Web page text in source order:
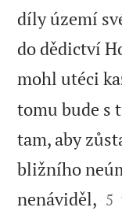
díly území
do dědictví
mohl utéci
tomu bude s
tam, aby
bližního
nenáviděl, 

5